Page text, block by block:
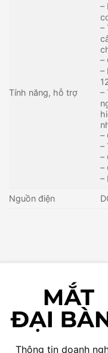
Tính năng, hỗ trợ
–
–
–
–
–
–
–
–
–
–
Nguồn điện
Thông tin doanh